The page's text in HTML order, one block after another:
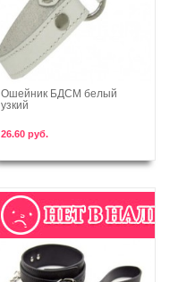
Ошейник БДСМ белый
узкий
26.60 руб.